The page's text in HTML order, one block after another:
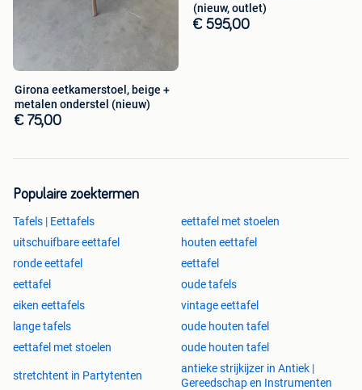
3530 Houthalen -Helchteren
Als je het terrein oprijdt, moet je rechts van het gebouw de
bordjes naar achter volgen.
Maandag: GESLOTEN
Dinsdag: GESLOTEN
Zaterdag: 10-15 uur
Zondag: 10-15 uur
Girona eetkamerstoel, beige +
metalen onderstel (nieuw)
€ 75,00
(nieuw, outlet)
€ 595,00
Populaire zoektermen
Tafels | Eettafels
eettafel met stoelen
uitschuifbare eettafel
houten eettafel
ronde eettafel
eettafel
eettafel
oude tafels
eiken eettafels
vintage eettafel
lange tafels
oude houten tafel
eettafel met stoelen
oude houten tafel
stretchtent in Partytenten
antieke strijkijzer in Antiek |
Gereedschap en Instrumenten